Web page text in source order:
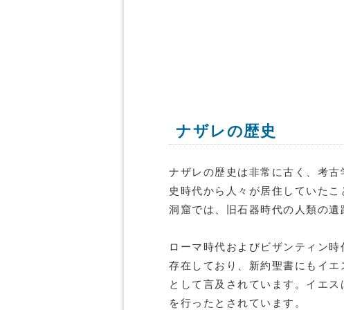
ナザレの歴史
ナザレの歴史は非常に古く、考
史時代から人々が居住していた
洞窟では、旧石器時代の人類の遺
ローマ時代およびビザンティン
存在しており、新約聖書にもイ
として言及されています。イエ
を行ったとされています。